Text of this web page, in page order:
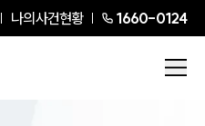
나의사건현황 1660-0124